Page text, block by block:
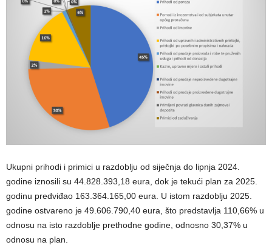
Ukupni prihodi i primici u razdoblju od siječnja do lipnja 2024.
godine iznosili su 44.828.393,18 eura, dok je tekući plan za 2025.
godinu predviđao 163.364.165,00 eura. U istom razdoblju 2025.
godine ostvareno je 49.606.790,40 eura, što predstavlja 110,66% u
odnosu na isto razdoblje prethodne godine, odnosno 30,37% u
odnosu na plan.